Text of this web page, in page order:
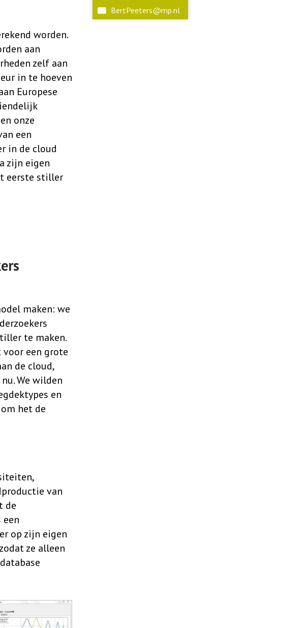
worden.
aan
zelf aan
in te hoeven
Europese
onze
een
in de cloud
zijn eigen
eerste stiller
maken: we
te maken.
een grote
de cloud,
We wilden
en
het de
van
de
op zijn eigen
ze alleen
BertPeeters@mp.nl